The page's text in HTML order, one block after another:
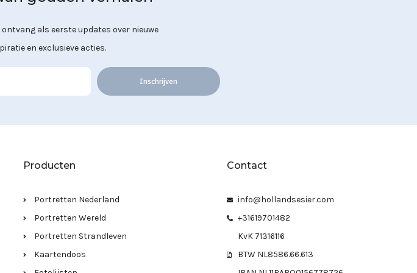
als eerste updates over nieuwe
en exclusieve acties.
Inschrijven
Producten
Portretten Nederland
Portretten Wereld
Portretten Strandleven
Kaartendoos
Contact
info@hollandsesier.com
+31619701482
KvK 71316116
BTW NL8586.66.613